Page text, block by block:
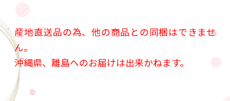
産地直送品の為、他の商品との同梱はできませ
ん。
沖縄県、離島へのお届けは出来かねます。